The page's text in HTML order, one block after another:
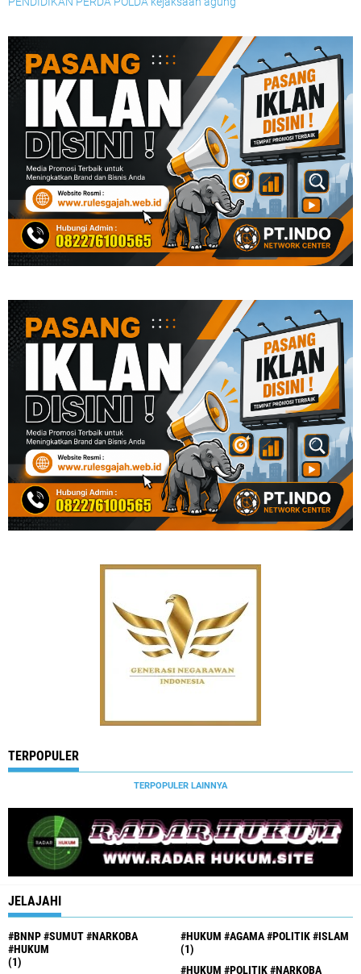
TERPOPULER
TERPOPULER LAINNYA
JELAJAHI
#BNNP #SUMUT #NARKOBA
#HUKUM
(1)
#HUKUM #AGAMA #POLITIK #ISLAM
(1)
#HUKUM #POLITIK #NARKOBA